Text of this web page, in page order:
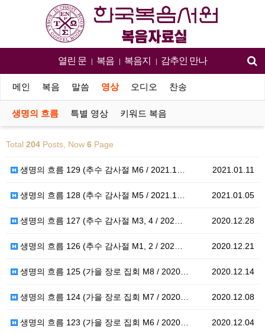
열린 문 | 복음 | 복음지 | 감추인 만나
메인 복음 말씀 영상 오디오 찬송
생명의 흐름 특별 영상 키워드 복음
Total 204 Posts, Now 6 Page
2021.01.11
생명의 흐름 129 (추수 감사절 M6 / 2021.1…
2021.01.05
생명의 흐름 128 (추수 감사절 M5 / 2021.1…
2020.12.28
생명의 흐름 127 (추수 감사절 M3, 4 / 202…
2020.12.21
생명의 흐름 126 (추수 감사절 M1, 2 / 202…
2020.12.14
생명의 흐름 125 (가을 장로 집회 M8 / 2020…
2020.12.08
생명의 흐름 124 (가을 장로 집회 M7 / 2020…
2020.12.04
생명의 흐름 123 (가을 장로 집회 M6 / 2020…